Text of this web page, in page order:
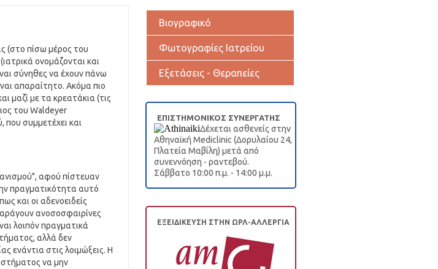
(στο πίσω μέρος του
ονομάζονται και
σύνηθες να έχουν πάνω
απαραίτητο. Ακόμα πιο
μαζί με τα κρεατάκια (τις
του Waldeyer
που συμμετέχει και
αφού πίστευαν
πραγματικότητα αυτό
και οι αδενοειδείς
ανοσοσφαιρίνες
λοιπόν πραγματικά
αλλά δεν
ενάντια στις λοιμώξεις. Η
να μην
Βιογραφικό
Φωτογραφίες Ιατρείου
Εξετάσεις - Θεραπείες
ΕΠΙΣΤΗΜΟΝΙΚΟΣ ΣΥΝΕΡΓΑΤΗΣ
Δέχεται ασθενείς στην
Αθηναϊκή Mediclinic (Δορυλαίου 24,
Πλατεία Μαβίλη) μετά από
συνεννόηση - ραντεβού.
Σάββατο 10:00 π.μ. - 14:00 μ.μ.
ΕΞΕΙΔΙΚΕΥΣΗ ΣΤΗΝ ΩΡΛ-ΑΛΛΕΡΓΙΑ